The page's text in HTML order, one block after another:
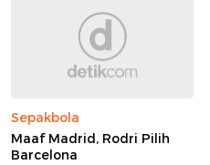
Sepakbola
Maaf Madrid, Rodri Pilih
Barcelona